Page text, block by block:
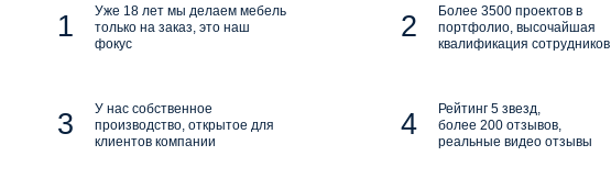
Уже 18 лет мы делаем мебель
только на заказ, это наш
фокус
Более 3500 проектов в
портфолио, высочайшая
квалификация сотрудников
У нас собственное
производство, открытое для
клиентов компании
Рейтинг 5 звезд,
более 200 отзывов,
реальные видео отзывы